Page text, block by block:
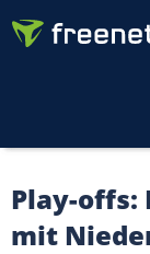
Play-offs:
mit